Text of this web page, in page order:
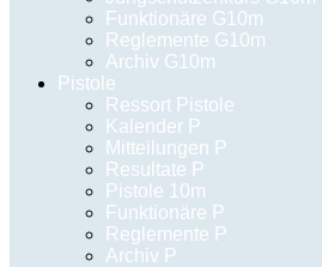
Funktionäre G10m
Reglemente G10m
Archiv G10m
Pistole
Ressort Pistole
Kalender P
Mitteilungen P
Resultate P
Pistole 10m
Funktionäre P
Reglemente P
Archiv P